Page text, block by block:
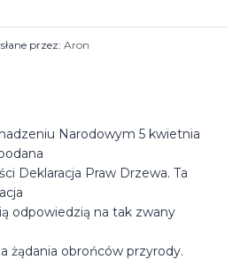
przez: Aron
Narodowym 5 kwietnia
Deklaracja Praw Drzewa. Ta
odpowiedzią na tak zwany
żądania obrońców przyrody.